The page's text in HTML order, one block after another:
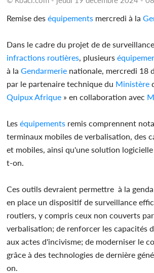
Remise deséquipements mercredi à la
Dans le cadre du projet de de
infractions routières , plusieurs
à laGendarmerie nationale, mercredi 18
par le partenaire technique du Ministère
Quipux Afrique » en collaboration avec
Leséquipements remis comprennent
terminaux mobiles de verbalisation, des
et mobiles, ainsi qu'une solution
t-on.
Ces outils devraient permettre à la
en place un dispositif de surveillance
routiers, y compris ceux non couverts
verbalisation; de renforcer les capacités
aux actes d'incivisme; de moderniser le
grâce à des technologies de dernière
on.